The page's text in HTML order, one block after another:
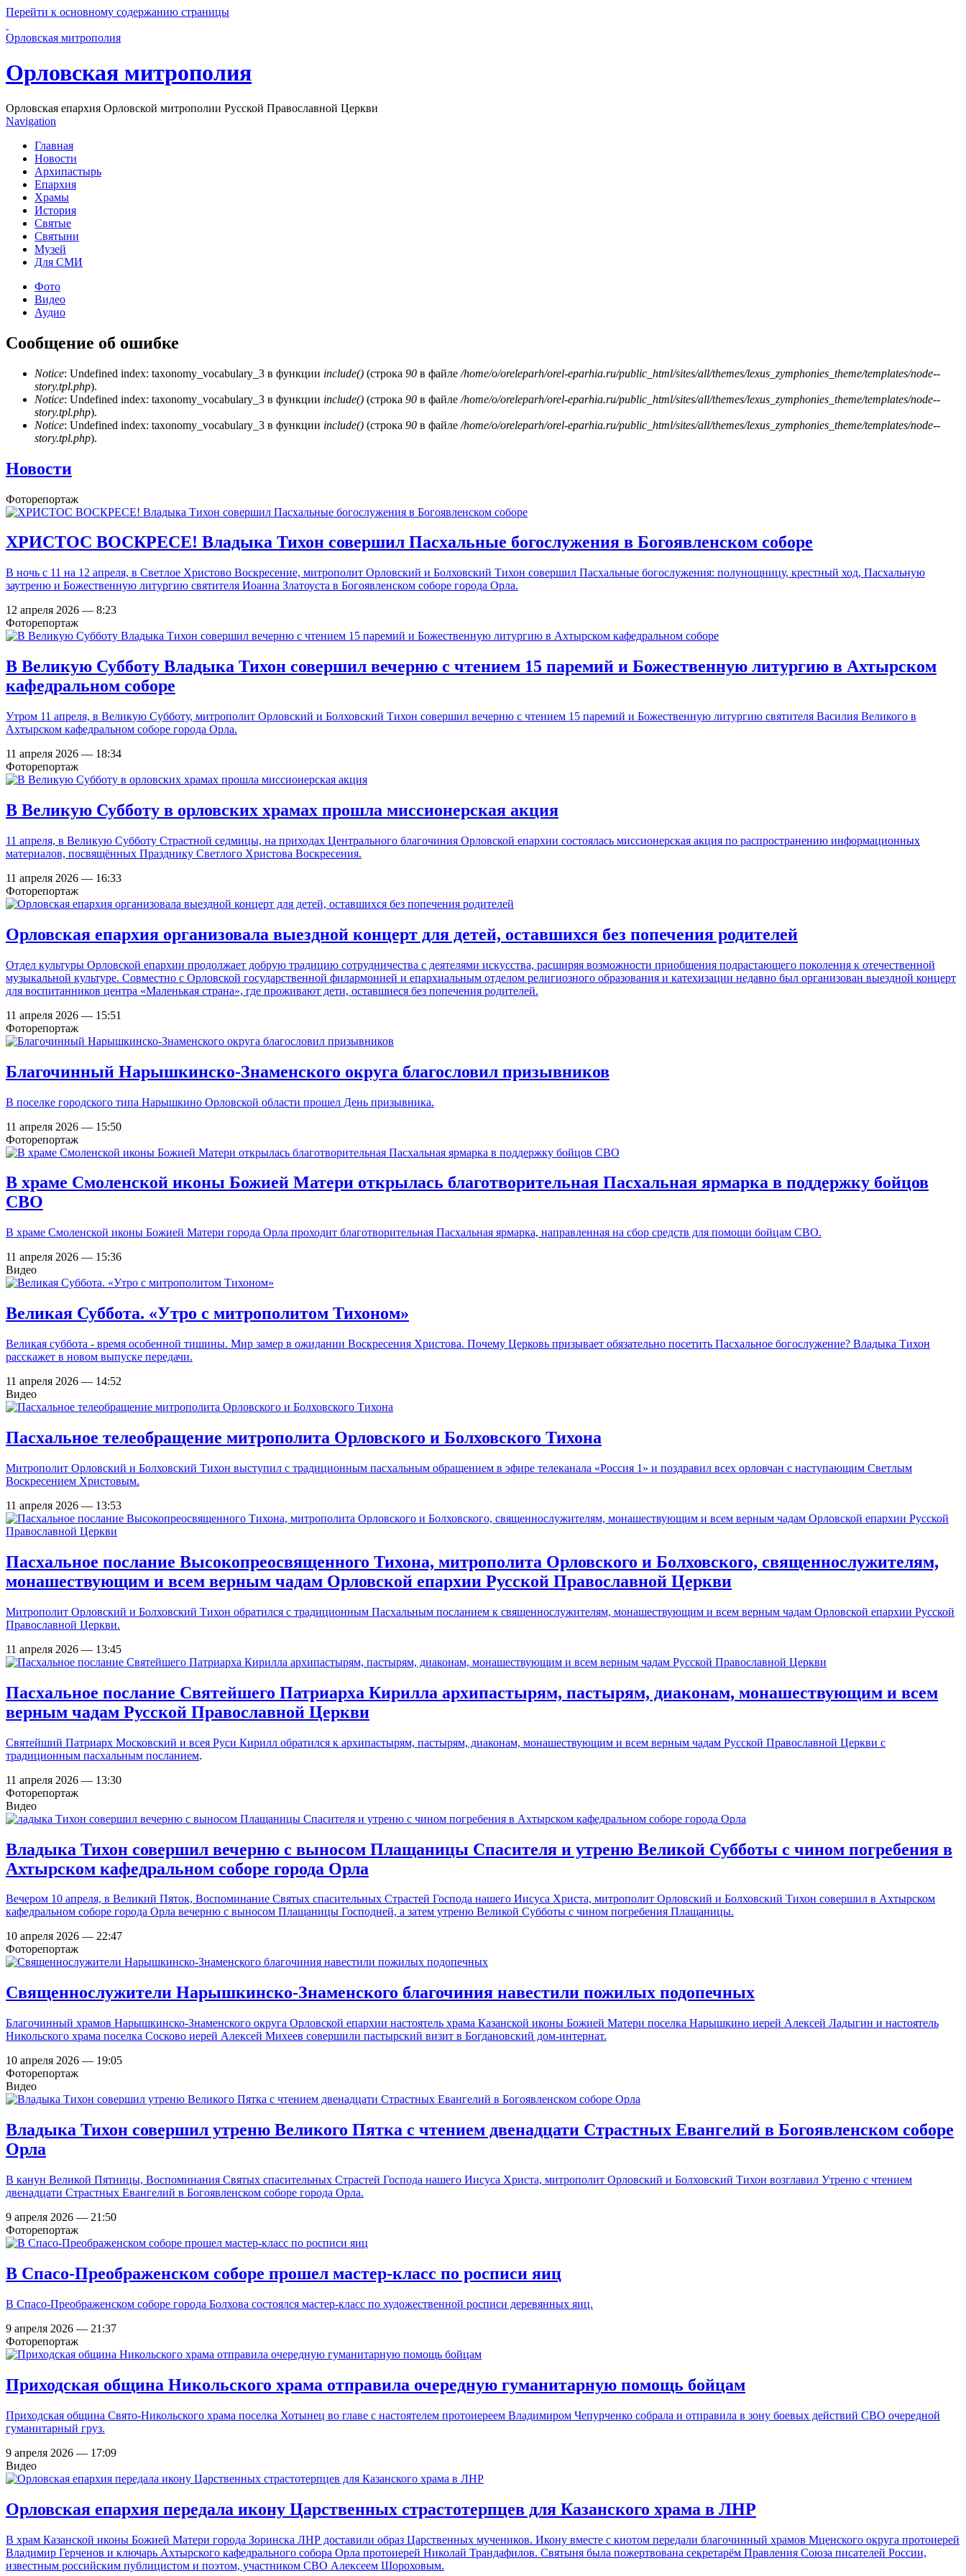
Перейти к основному содержанию страницы
Орловская митрополия
Орловская митрополия
Орловская епархия Орловской митрополии Русской Православной Церкви
Navigation
Главная
Новости
Архипастырь
Епархия
Храмы
История
Святые
Святыни
Музей
Для СМИ
Фото
Видео
Аудио
Сообщение об ошибке
Notice: Undefined index: taxonomy_vocabulary_3 в функции include() (строка 90 в файле /home/o/oreleparh/orel-eparhia.ru/public_html/sites/all/themes/lexus_zymphonies_theme/templates/node--
story.tpl.php).
Notice: Undefined index: taxonomy_vocabulary_3 в функции include() (строка 90 в файле /home/o/oreleparh/orel-eparhia.ru/public_html/sites/all/themes/lexus_zymphonies_theme/templates/node--
story.tpl.php).
Notice: Undefined index: taxonomy_vocabulary_3 в функции include() (строка 90 в файле /home/o/oreleparh/orel-eparhia.ru/public_html/sites/all/themes/lexus_zymphonies_theme/templates/node--
story.tpl.php).
Новости
Фоторепортаж
ХРИСТОС ВОСКРЕСЕ! Владыка Тихон совершил Пасхальные богослужения в Богоявленском соборе
В ночь с 11 на 12 апреля, в Светлое Христово Воскресение, митрополит Орловский и Болховский Тихон совершил Пасхальные богослужения: полунощницу, крестный ход, Пасхальную
заутреню и Божественную литургию святителя Иоанна Златоуста в Богоявленском соборе города Орла.
12 апреля 2026 — 8:23
Фоторепортаж
В Великую Субботу Владыка Тихон совершил вечерню с чтением 15 паремий и Божественную литургию в Ахтырском
кафедральном соборе
Утром 11 апреля, в Великую Субботу, митрополит Орловский и Болховский Тихон совершил вечерню с чтением 15 паремий и Божественную литургию святителя Василия Великого в
Ахтырском кафедральном соборе города Орла.
11 апреля 2026 — 18:34
Фоторепортаж
В Великую Субботу в орловских храмах прошла миссионерская акция
11 апреля, в Великую Субботу Страстной седмицы, на приходах Центрального благочиния Орловской епархии состоялась миссионерская акция по распространению информационных
материалов, посвящённых Празднику Светлого Христова Воскресения.
11 апреля 2026 — 16:33
Фоторепортаж
Орловская епархия организовала выездной концерт для детей, оставшихся без попечения родителей
Отдел культуры Орловской епархии продолжает добрую традицию сотрудничества с деятелями искусства, расширяя возможности приобщения подрастающего поколения к отечественной
музыкальной культуре. Совместно с Орловской государственной филармонией и епархиальным отделом религиозного образования и катехизации недавно был организован выездной концерт
для воспитанников центра «Маленькая страна», где проживают дети, оставшиеся без попечения родителей.
11 апреля 2026 — 15:51
Фоторепортаж
Благочинный Нарышкинско-Знаменского округа благословил призывников
В поселке городского типа Нарышкино Орловской области прошел День призывника.
11 апреля 2026 — 15:50
Фоторепортаж
В храме Смоленской иконы Божией Матери открылась благотворительная Пасхальная ярмарка в поддержку бойцов
СВО
В храме Смоленской иконы Божией Матери города Орла проходит благотворительная Пасхальная ярмарка, направленная на сбор средств для помощи бойцам СВО.
11 апреля 2026 — 15:36
Видео
Великая Суббота. «Утро с митрополитом Тихоном»
Великая суббота - время особенной тишины. Мир замер в ожидании Воскресения Христова. Почему Церковь призывает обязательно посетить Пасхальное богослужение? Владыка Тихон
расскажет в новом выпуске передачи.
11 апреля 2026 — 14:52
Видео
Пасхальное телеобращение митрополита Орловского и Болховского Тихона
Митрополит Орловский и Болховский Тихон выступил с традиционным пасхальным обращением в эфире телеканала «Россия 1» и поздравил всех орловчан с наступающим Светлым
Воскресением Христовым.
11 апреля 2026 — 13:53
Пасхальное послание Высокопреосвященного Тихона, митрополита Орловского и Болховского, священнослужителям,
монашествующим и всем верным чадам Орловской епархии Русской Православной Церкви
Митрополит Орловский и Болховский Тихон обратился с традиционным Пасхальным посланием к священнослужителям, монашествующим и всем верным чадам Орловской епархии Русской
Православной Церкви.
11 апреля 2026 — 13:45
Пасхальное послание Святейшего Патриарха Кирилла архипастырям, пастырям, диаконам, монашествующим и всем
верным чадам Русской Православной Церкви
Святейший Патриарх Московский и всея Руси Кирилл обратился к архипастырям, пастырям, диаконам, монашествующим и всем верным чадам Русской Православной Церкви с
традиционным пасхальным посланием.
11 апреля 2026 — 13:30
Фоторепортаж
Видео
Владыка Тихон совершил вечерню с выносом Плащаницы Спасителя и утреню Великой Субботы с чином погребения в
Ахтырском кафедральном соборе города Орла
Вечером 10 апреля, в Великий Пяток, Воспоминание Святых спасительных Страстей Господа нашего Иисуса Христа, митрополит Орловский и Болховский Тихон совершил в Ахтырском
кафедральном соборе города Орла вечерню с выносом Плащаницы Господней, а затем утреню Великой Субботы с чином погребения Плащаницы.
10 апреля 2026 — 22:47
Фоторепортаж
Священнослужители Нарышкинско-Знаменского благочиния навестили пожилых подопечных
Благочинный храмов Нарышкинско-Знаменского округа Орловской епархии настоятель храма Казанской иконы Божией Матери поселка Нарышкино иерей Алексей Ладыгин и настоятель
Никольского храма поселка Сосково иерей Алексей Михеев совершили пастырский визит в Богдановский дом-интернат.
10 апреля 2026 — 19:05
Фоторепортаж
Видео
Владыка Тихон совершил утреню Великого Пятка с чтением двенадцати Страстных Евангелий в Богоявленском соборе
Орла
В канун Великой Пятницы, Воспоминания Святых спасительных Страстей Господа нашего Иисуса Христа, митрополит Орловский и Болховский Тихон возглавил Утреню с чтением
двенадцати Страстных Евангелий в Богоявленском соборе города Орла.
9 апреля 2026 — 21:50
Фоторепортаж
В Спасо-Преображенском соборе прошел мастер-класс по росписи яиц
В Спасо-Преображенском соборе города Болхова состоялся мастер-класс по художественной росписи деревянных яиц.
9 апреля 2026 — 21:37
Фоторепортаж
Приходская община Никольского храма отправила очередную гуманитарную помощь бойцам
Приходская община Свято-Никольского храма поселка Хотынец во главе с настоятелем протоиереем Владимиром Чепурченко собрала и отправила в зону боевых действий СВО очередной
гуманитарный груз.
9 апреля 2026 — 17:09
Видео
Орловская епархия передала икону Царственных страстотерпцев для Казанского храма в ЛНР
В храм Казанской иконы Божией Матери города Зоринска ЛНР доставили образ Царственных мучеников. Икону вместе с киотом передали благочинный храмов Мценского округа протоиерей
Владимир Герченов и ключарь Ахтырского кафедрального собора Орла протоиерей Николай Трандафилов. Святыня была пожертвована секретарём Правления Союза писателей России,
известным российским публицистом и поэтом, участником СВО Алексеем Шороховым.